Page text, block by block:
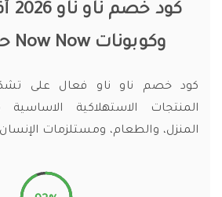
وكوبونات Now Now حتى 30%
كود خصم ناو ناو فعال على
المنتجات الاستهلاكية
المنزل، والطعام، ومستلزمات الإنسان حتى